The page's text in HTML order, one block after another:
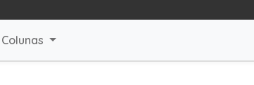
Colunas